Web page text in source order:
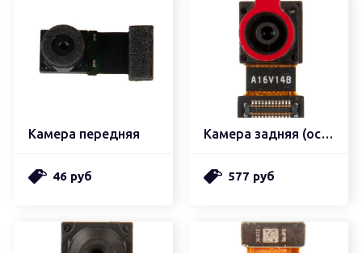
Камера передняя
46 руб
Камера задняя (основная) xiaomi redmi note 9 pro маленькая
577 руб